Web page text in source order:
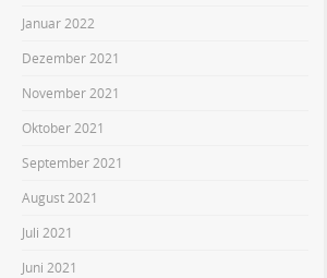
Januar 2022
Dezember 2021
November 2021
Oktober 2021
September 2021
August 2021
Juli 2021
Juni 2021